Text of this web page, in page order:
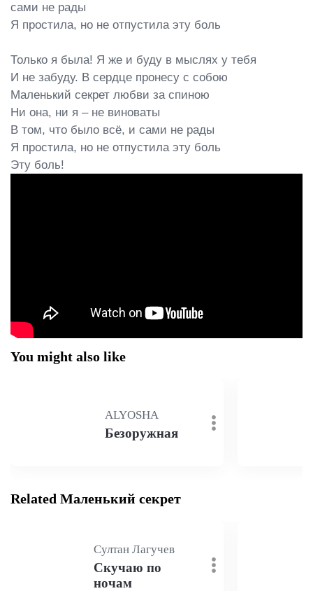
сами не рады
Я простила, но не отпустила эту боль
Только я была! Я же и буду в мыслях у тебя
И не забуду. В сердце пронесу с собою
Маленький секрет любви за спиною
Ни она, ни я – не виноваты
В том, что было всё, и сами не рады
Я простила, но не отпустила эту боль
Эту боль!
You might also like
ALYOSHA
Безоружная
Related Маленький секрет
Султан Лагучев
Скучаю по
ночам